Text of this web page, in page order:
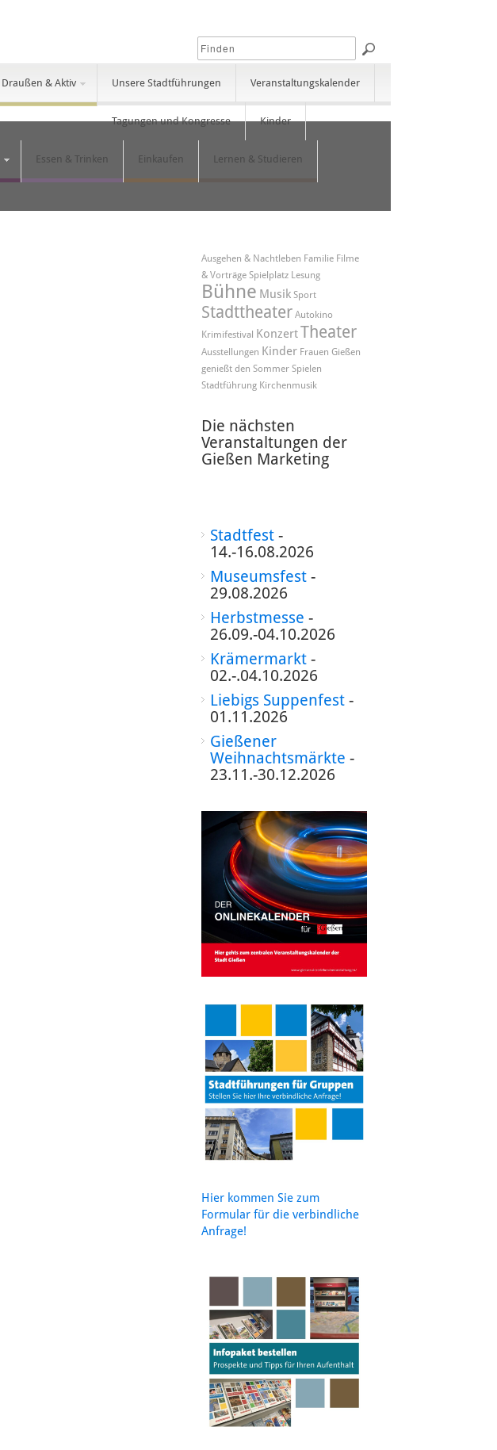
Draußen & Aktiv Unsere Stadtführungen Veranstaltungskalender
Tagungen und Kongresse Kinder
Essen & Trinken Einkaufen Lernen & Studieren
Ausgehen & Nachtleben Familie Filme
& Vorträge Spielplatz Lesung
Bühne Musik Sport
Stadttheater Autokino
Krimifestival KonzertTheater
Ausstellungen Kinder Frauen Gießen
genießt den Sommer Spielen
Stadtführung Kirchenmusik
Die nächsten
Veranstaltungen der
Gießen Marketing
Stadtfest-
14.-16.08.2026
Museumsfest-
29.08.2026
Herbstmesse -
26.09.-04.10.2026
Krämermarkt-
02.-.04.10.2026
Liebigs Suppenfest-
01.11.2026
Gießener
Weihnachtsmärkte -
23.11.-30.12.2026
Hier kommen Sie zum
Formular für die verbindliche
Anfrage!